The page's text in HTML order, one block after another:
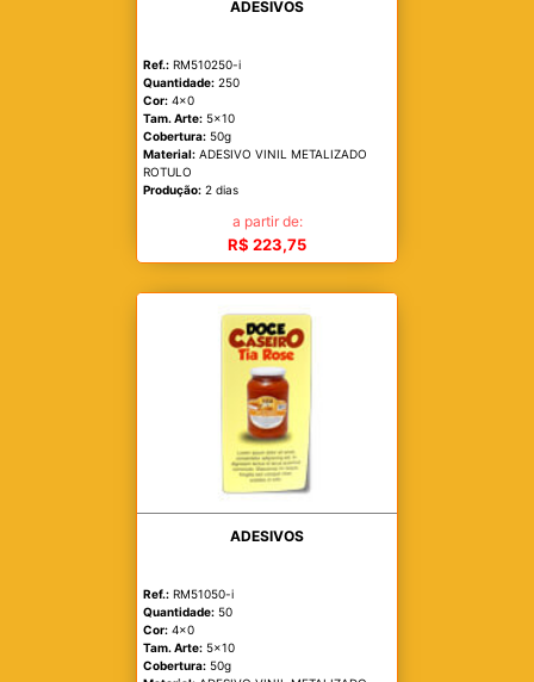
ADESIVOS
Ref.: RM510250-i
Quantidade: 250
Cor: 4x0
Tam. Arte: 5x10
Cobertura: 50g
Material: ADESIVO VINIL METALIZADO
ROTULO
Produção: 2 dias
a partir de:
R$ 223,75
ADESIVOS
Ref.: RM51050-i
Quantidade: 50
Cor: 4x0
Tam. Arte: 5x10
Cobertura: 50g